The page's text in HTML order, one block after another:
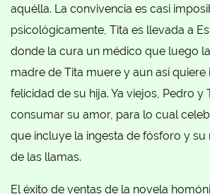
aquélla. La convivencia es casi
psicológicamente, Tita es llevada a
donde la cura un médico que luego
madre de Tita muere y aun así quiere
felicidad de su hija. Ya viejos, Pedro y
consumar su amor, para lo cual
que incluye la ingesta de fósforo y su
de las llamas.
El éxito de ventas de la novela